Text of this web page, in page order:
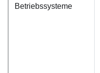
Betriebssysteme